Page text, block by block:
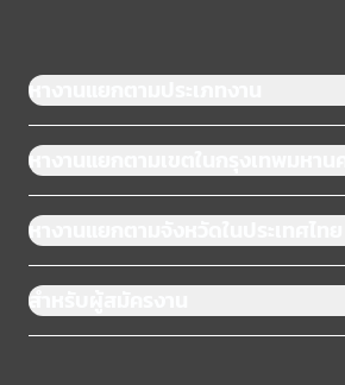
หางานแยกตามประเภทงาน
หางานแยกตามเขตในกรุงเทพมหานคร
หางานแยกตามจังหวัดในประเทศไทย
สำหรับผู้สมัครงาน